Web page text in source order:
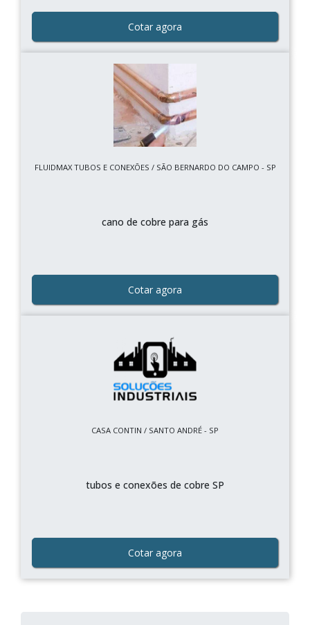
Cotar agora
FLUIDMAX TUBOS E CONEXÕES / SÃO BERNARDO DO CAMPO - SP
cano de cobre para gás
Cotar agora
CASA CONTIN / SANTO ANDRÉ - SP
tubos e conexões de cobre SP
Cotar agora